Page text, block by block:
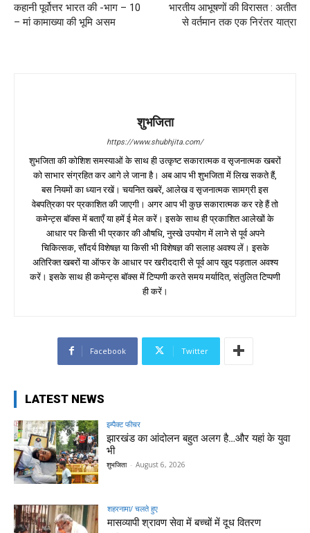
कहानी पूर्वोत्तर भारत की -भाग – 10
– मां कामाख्या की भूमि असम
भारतीय आभूषणों की विरासत : अतीत
से वर्तमान तक एक निरंतर यात्रा
शुभजिता
https://www.shubhjita.com/
शुभजिता की कोशिश समस्याओं के साथ ही उत्कृष्ट सकारात्मक व सृजनात्मक खबरों
को साभार संग्रहित कर आगे ले जाना है। अब आप भी शुभजिता में लिख सकते हैं,
बस नियमों का ध्यान रखें। चयनित खबरें, आलेख व सृजनात्मक सामग्री इस
वेबपत्रिका पर प्रकाशित की जाएगी। अगर आप भी कुछ सकारात्मक कर रहे हैं तो
कमेन्ट्स बॉक्स में बताएँ या हमें ई मेल करें। इसके साथ ही प्रकाशित आलेखों के
आधार पर किसी भी प्रकार की औषधि, नुस्खे उपयोग में लाने से पूर्व अपने
चिकित्सक, सौंदर्य विशेषज्ञ या किसी भी विशेषज्ञ की सलाह अवश्य लें। इसके
अतिरिक्त खबरों या ऑफर के आधार पर खरीददारी से पूर्व आप खुद पड़ताल अवश्य
करें। इसके साथ ही कमेन्ट्स बॉक्स में टिप्पणी करते समय मर्यादित, संतुलित टिप्पणी
ही करें।
Facebook Twitter
LATEST NEWS
इम्पैक्ट फीचर
झारखंड का आंदोलन बहुत अलग है…और यहां के युवा
भी
शुभजिता - August 6, 2026
शहरनामा/ चलते हुए
मासव्यापी श्रावण सेवा में बच्चों में दूध वितरण